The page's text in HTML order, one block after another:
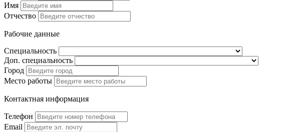
Имя
Отчество
Рабочие данные
Специальность
Доп. специальность
Город
Место работы
Контактная информация
Телефон
Email